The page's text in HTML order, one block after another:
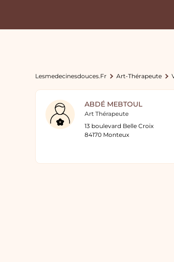
Lesmedecinesdouces.fr Art-Thérapeute
ABDÉ MEBTOUL
Art Thérapeute
13 boulevard Belle Croix
84170 Monteux